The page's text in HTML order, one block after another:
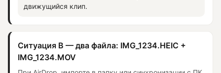
движущийся клип.
Ситуация B — два файла: IMG_1234.HEIC +
IMG_1234.MOV